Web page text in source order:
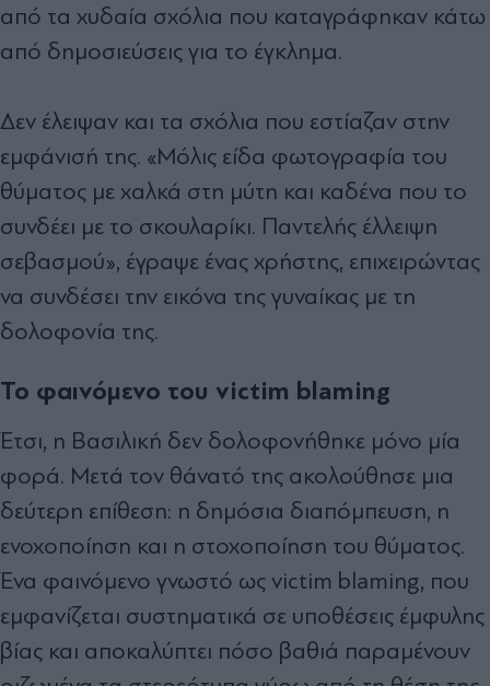
από τα χυδαία σχόλια που καταγράφηκαν κάτω
από δημοσιεύσεις για το έγκλημα.
Δεν έλειψαν και τα σχόλια που εστίαζαν στην
εμφάνισή της. «Μόλις είδα φωτογραφία του
θύματος με χαλκά στη μύτη και καδένα που το
συνδέει με το σκουλαρίκι. Παντελής έλλειψη
σεβασμού», έγραψε ένας χρήστης, επιχειρώντας
να συνδέσει την εικόνα της γυναίκας με τη
δολοφονία της.
Το φαινόμενο του victim blaming
Έτσι, η Βασιλική δεν δολοφονήθηκε μόνο μία
φορά. Μετά τον θάνατό της ακολούθησε μια
δεύτερη επίθεση: η δημόσια διαπόμπευση, η
ενοχοποίηση και η στοχοποίηση του θύματος.
Ένα φαινόμενο γνωστό ως victim blaming, που
εμφανίζεται συστηματικά σε υποθέσεις έμφυλης
βίας και αποκαλύπτει πόσο βαθιά παραμένουν